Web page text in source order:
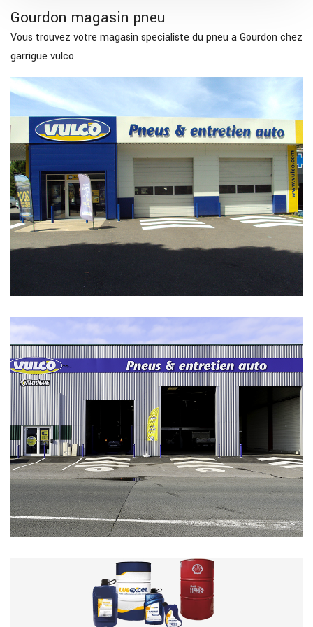
Gourdon magasin pneu
Vous trouvez votre magasin specialiste du pneu a Gourdon chez
garrigue vulco